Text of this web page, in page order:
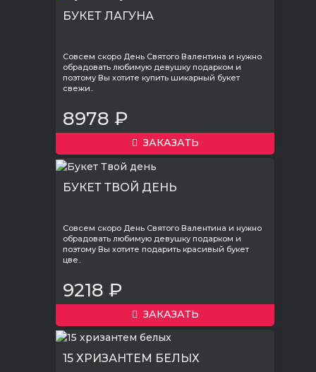
БУКЕТ ЛАГУНА
Совсем скоро День Святого Валентина и нужно
обрадовать любимую девушку подарком и
поэтому Вы хотите купить шикарный букет
свежи..
8978 ₽
ЗАКАЗАТЬ
БУКЕТ ТВОЙ ДЕНЬ
Совсем скоро День Святого Валентина и нужно
обрадовать любимую девушку подарком и
поэтому Вы хотите подарить красивый букет
цве..
9218 ₽
ЗАКАЗАТЬ
15 ХРИЗАНТЕМ БЕЛЫХ